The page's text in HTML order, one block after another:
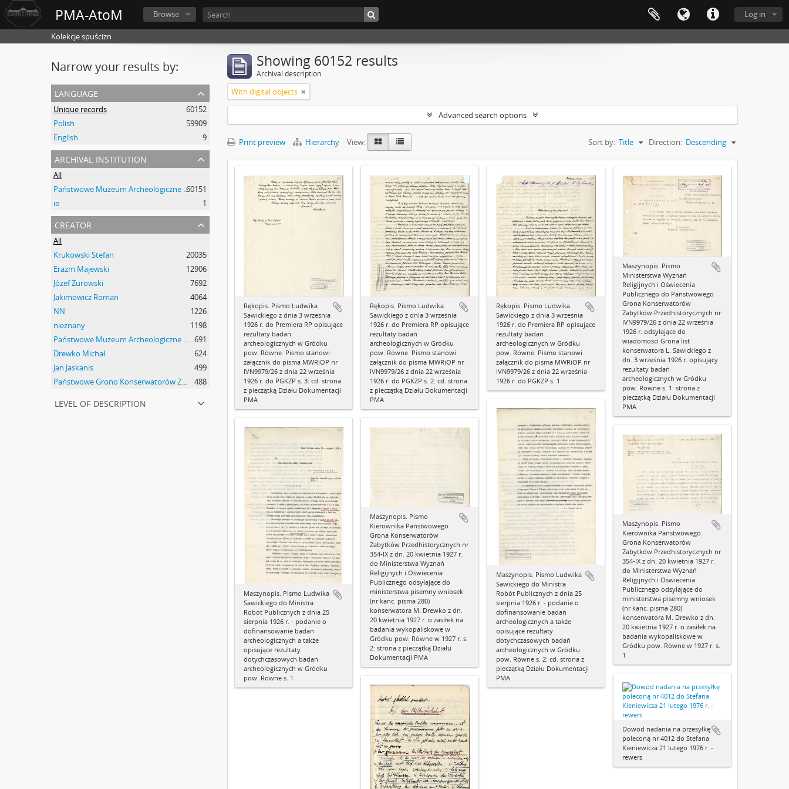
PMA-AtoM Log in
Browse
Kolekcje spuścizn
Narrow your results by:
language
Unique records
60152
Polish
59909
English
9
archival institution
All
Państwowe Muzeum Archeologiczne w Warszawie60151
ie
1
creator
All
Krukowski Stefan
20035
Erazm Majewski
12906
Józef Żurowski
7692
Jakimowicz Roman
4064
NN
1226
nieznany
1198
Państwowe Muzeum Archeologiczne w Warszawie 691
Drewko Michał
624
Jan Jaskanis
499
Państwowe Grono Konserwatorów Zabytków Przedhistorycznych Michał Drewko
488
level of description
Showing 60152 results
Archival description
With digital objects
Advanced search options
Print preview Hierarchy View: Sort by: Title Direction: Descending
Rękopis. Pismo Ludwika
Sawickiego z dnia 3 września
1926 r. do Premiera RP opisujące
rezultaty badań
archeologicznych w Gródku
pow. Równe. Pismo stanowi
załącznik do pisma MWRiOP nr
IVN9979/26 z dnia 22 września
1926 r. do PGKZP s. 3: cd. strona
z pieczątką Działu Dokumentacji
PMA
Rękopis. Pismo Ludwika
Sawickiego z dnia 3 września
1926 r. do Premiera RP opisujące
rezultaty badań
archeologicznych w Gródku
pow. Równe. Pismo stanowi
załącznik do pisma MWRiOP nr
IVN9979/26 z dnia 22 września
1926 r. do PGKZP s. 2: cd. strona
z pieczątką Działu Dokumentacji
PMA
Rękopis. Pismo Ludwika
Sawickiego z dnia 3 września
1926 r. do Premiera RP opisujące
rezultaty badań
archeologicznych w Gródku
pow. Równe. Pismo stanowi
załącznik do pisma MWRiOP nr
IVN9979/26 z dnia 22 września
1926 r. do PGKZP s. 1
Maszynopis. Pismo
Ministerstwa Wyznań
Religijnych i Oświecenia
Publicznego do Państwowego
Grona Konserwatorów
Zabytków Przedhistorycznych nr
IVN9979/26 z dnia 22 września
1926 r. odsyłające do
wiadomości Grona list
konserwatora L. Sawickiego z
dn. 3 września 1926 r. opisujący
rezultaty badań
archeologicznych w Gródku
pow. Równe s. 1: strona z
pieczątką Działu Dokumentacji
PMA
Maszynopis. Pismo Ludwika
Sawickiego do Ministra
Robót Publicznych z dnia 25
sierpnia 1926 r. - podanie o
dofinansowanie badań
archeologicznych a także
opisujące rezultaty
dotychczasowych badań
archeologicznych w Gródku
pow. Równe s. 2: cd. strona z
pieczątką Działu Dokumentacji
PMA
Maszynopis. Pismo Ludwika
Sawickiego do Ministra
Robót Publicznych z dnia 25
sierpnia 1926 r. - podanie o
dofinansowanie badań
archeologicznych a także
opisujące rezultaty
dotychczasowych badań
archeologicznych w Gródku
pow. Równe s. 1
Maszynopis. Pismo
Kierownika Państwowego
Grona Konserwatorów
Zabytków Przedhistorycznych nr
354-IX z dn. 20 kwietnia 1927 r.
do Ministerstwa Wyznań
Religijnych i Oświecenia
Publicznego odsyłające do
ministerstwa pisemny wniosek
(nr kanc. pisma 280)
konserwatora M. Drewko z dn.
20 kwietnia 1927 r. o zasiłek na
badania wykopaliskowe w
Gródku pow. Równe w 1927 r. s.
2: strona z pieczątką Działu
Dokumentacji PMA
Maszynopis. Pismo
Kierownika Państwowego
Grona Konserwatorów
Zabytków Przedhistorycznych nr
354-IX z dn. 20 kwietnia 1927 r.
do Ministerstwa Wyznań
Religijnych i Oświecenia
Publicznego odsyłające do
ministerstwa pisemny wniosek
(nr kanc. pisma 280)
konserwatora M. Drewko z dn.
20 kwietnia 1927 r. o zasiłek na
badania wykopaliskowe w
Gródku pow. Równe w 1927 r. s.
1
Dowód nadania na przesyłkę
poleconą nr 4012 do Stefana
Kieniewicza 21 lutego 1976 r. -
rewers